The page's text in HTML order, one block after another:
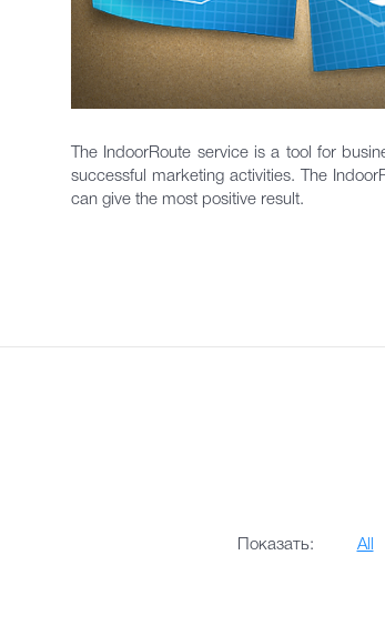
The IndoorRoute service is a tool for
successful marketing activities. The
can give the most positive result.
Показать: All